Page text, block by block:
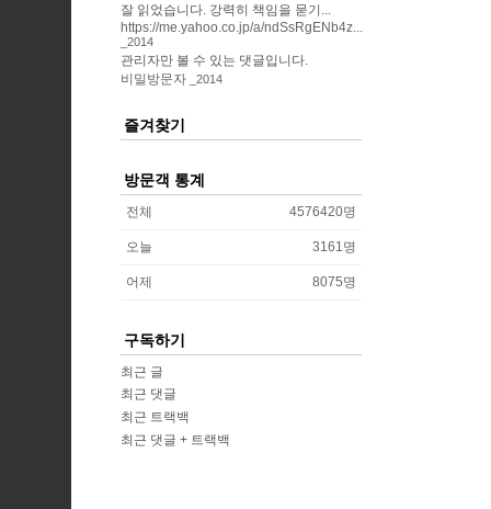
잘 읽었습니다. 강력히 책임을 묻기...
https://me.yahoo.co.jp/a/ndSsRgENb4z...
2014
관리자만 볼 수 있는 댓글입니다.
비밀방문자
2014
즐겨찾기
방문객 통계
전체 4576420명
오늘 3161 명
어제 8075명
구독하기
최근 글
최근 댓글
최근 트랙백
최근 댓글 + 트랙백